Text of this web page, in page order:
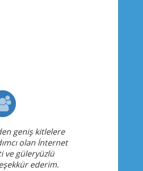
geniş kitlelere
olan İnternet
ve güleryüzlü
ederim.